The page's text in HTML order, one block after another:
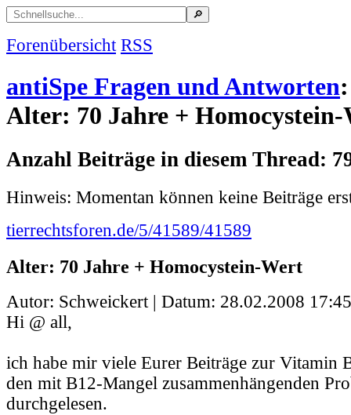
Forenübersicht RSS
antiSpe Fragen und Antworten:
Alter: 70 Jahre +
Anzahl Beiträge in diesem Thread:
Hinweis: Momentan können keine Beiträge
tierrechtsforen.de/5/41589/41589
Alter: 70 Jahre + Homocystein-Wert
Autor: Schweickert | Datum: 28.02.2008
Hi @ all,
ich habe mir viele Eurer Beiträge zur Vitamin
den mit B12-Mangel zusammenhängenden
durchgelesen.